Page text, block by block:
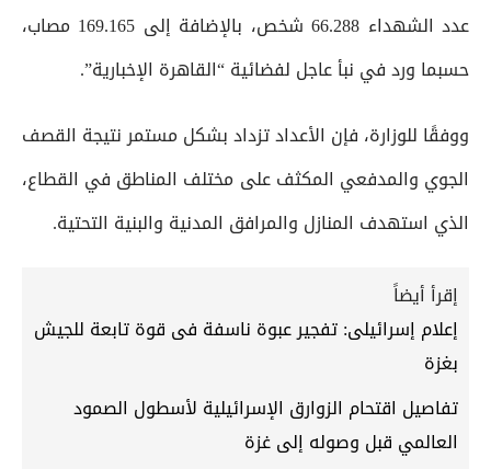
عدد الشهداء 66.288 شخص، بالإضافة إلى 169.165 مصاب،
حسبما ورد في نبأ عاجل لفضائية “القاهرة الإخبارية”.
ووفقًا للوزارة، فإن الأعداد تزداد بشكل مستمر نتيجة القصف
الجوي والمدفعي المكثف على مختلف المناطق في القطاع،
الذي استهدف المنازل والمرافق المدنية والبنية التحتية.
إقرأ أيضاً
إعلام إسرائيلى: تفجير عبوة ناسفة فى قوة تابعة للجيش
بغزة
تفاصيل اقتحام الزوارق الإسرائيلية لأسطول الصمود
العالمي قبل وصوله إلى غزة